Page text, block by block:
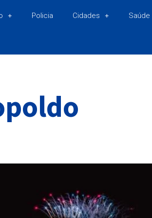
Policia Cidades Saúde